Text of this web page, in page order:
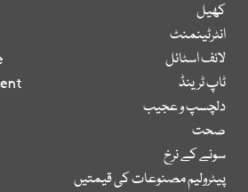
کھیل
انٹرٹینمنٹ
لائف اسٹائل
ٹاپ ٹرینڈ
دلچسپ و عجیب
صحت
سونے کے نرخ
پیٹرولیم مصنوعات کی قیمتیں